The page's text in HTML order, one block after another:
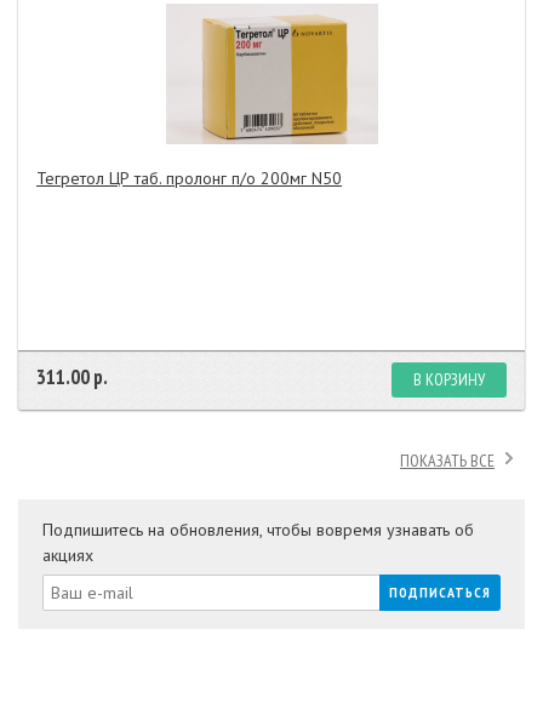
Тегретол ЦР таб. пролонг п/о 200мг N50
311.00 р. В КОРЗИНУ
ПОКАЗАТЬ ВСЕ
Подпишитесь на обновления, чтобы вовремя узнавать об
акциях